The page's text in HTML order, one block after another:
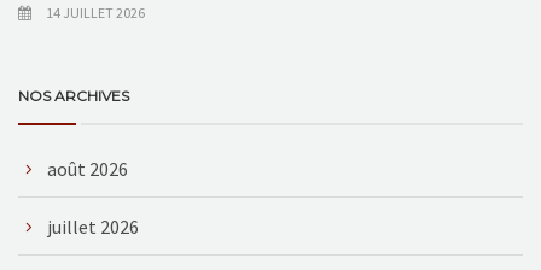
14 JUILLET 2026
NOS ARCHIVES
août 2026
juillet 2026